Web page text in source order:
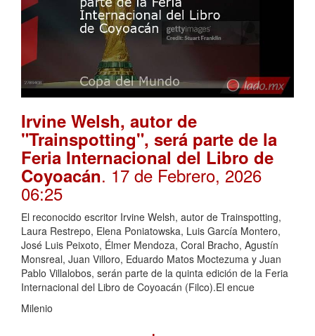
Irvine Welsh, autor de
"Trainspotting", será parte de la
Feria Internacional del Libro de
Coyoacán. 17 de Febrero, 2026
06:25
El reconocido escritor Irvine Welsh, autor de Trainspotting,
Laura Restrepo, Elena Poniatowska, Luis García Montero,
José Luis Peixoto, Élmer Mendoza, Coral Bracho, Agustín
Monsreal, Juan Villoro, Eduardo Matos Moctezuma y Juan
Pablo Villalobos, serán parte de la quinta edición de la Feria
Internacional del Libro de Coyoacán (Filco).El encue
Milenio